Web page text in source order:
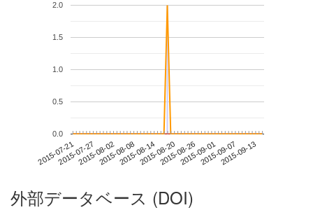
2015-07-212015-07-272015-08-022015-08-082015-08-142015-08-202015-08-262015-09-012015-09-072015-09-13
0.0
0.5
1.0
1.5
2.0
外部データベース (DOI)